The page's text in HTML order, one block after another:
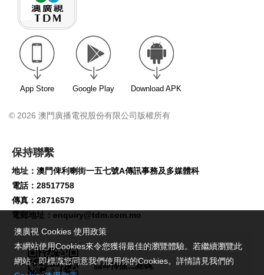
App Store Google Play Download APK
© 2026 澳門廣播電視股份有限公司版權所有
保持聯繫
地址：澳門俾利喇街一五七號A傳訊事務及多媒體科
電話：28517758
傳真：28716579
電郵地址： enquiry@tdm.com.mo
請即掃描二維碼,
澳廣視 Cookies 使用政策
本網站使用Cookies來令您獲得最佳的瀏覽體驗。若繼續瀏覽此
網站，即標識您同意我們使用你的Cookies。詳情請見我們的